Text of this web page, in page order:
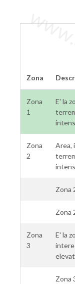
Zona
Zona
1
E' la
Zona
2
Area,
Zona
Zona
Zona
3
E' la
Zona